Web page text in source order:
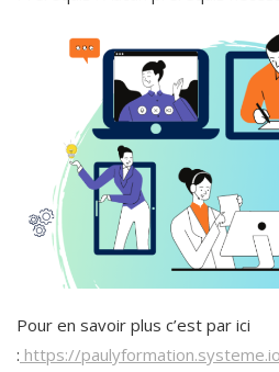
Pour en savoir plus c’est par ici
: https://